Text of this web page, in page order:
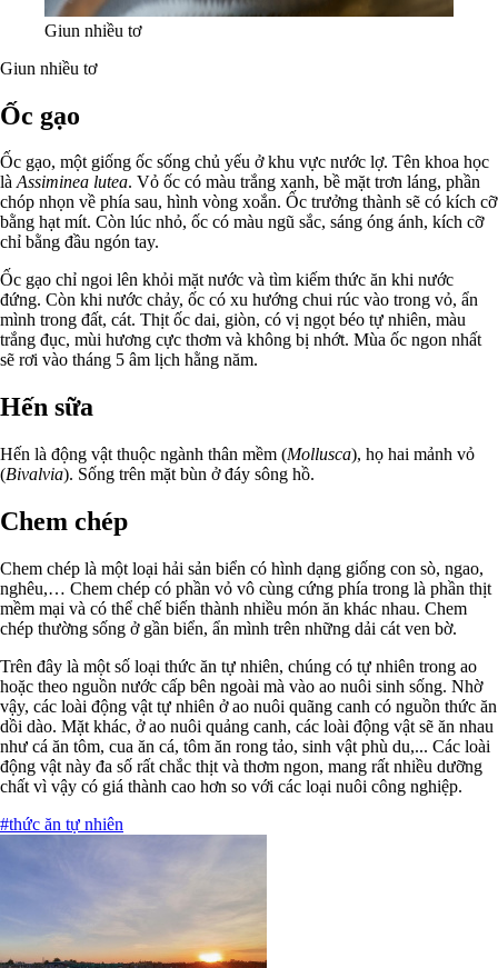
Giun nhiều tơ
Giun nhiều tơ
Ốc gạo
Ốc gạo, một giống ốc sống chủ yếu ở khu vực nước lợ. Tên khoa học
làAssiminea lutea. Vỏ ốc có màu trắng xanh, bề mặt trơn láng, phần
chóp nhọn về phía sau, hình vòng xoắn. Ốc trưởng thành sẽ có kích cỡ
bằng hạt mít. Còn lúc nhỏ, ốc có màu ngũ sắc, sáng óng ánh, kích cỡ
chỉ bằng đầu ngón tay.
Ốc gạo chỉ ngoi lên khỏi mặt nước và tìm kiếm thức ăn khi nước
đứng. Còn khi nước chảy, ốc có xu hướng chui rúc vào trong vỏ, ẩn
mình trong đất, cát. Thịt ốc dai, giòn, có vị ngọt béo tự nhiên, màu
trắng đục, mùi hương cực thơm và không bị nhớt. Mùa ốc ngon nhất
sẽ rơi vào tháng 5 âm lịch hằng năm.
Hến sữa
Hến là động vật thuộc ngành thân mềm (Mollusca), họ hai mảnh vỏ
(Bivalvia). Sống trên mặt bùn ở đáy sông hồ.
Chem chép
Chem chép là một loại hải sản biển có hình dạng giống con sò, ngao,
nghêu,… Chem chép có phần vỏ vô cùng cứng phía trong là phần thịt
mềm mại và có thể chế biến thành nhiều món ăn khác nhau. Chem
chép thường sống ở gần biển, ẩn mình trên những dải cát ven bờ.
Trên đây là một số loại thức ăn tự nhiên, chúng có tự nhiên trong ao
hoặc theo nguồn nước cấp bên ngoài mà vào ao nuôi sinh sống. Nhờ
vậy, các loài động vật tự nhiên ở ao nuôi quãng canh có nguồn thức ăn
dồi dào. Mặt khác, ở ao nuôi quảng canh, các loài động vật sẽ ăn nhau
như cá ăn tôm, cua ăn cá, tôm ăn rong tảo, sinh vật phù du,... Các loài
động vật này đa số rất chắc thịt và thơm ngon, mang rất nhiều dưỡng
chất vì vậy có giá thành cao hơn so với các loại nuôi công nghiệp.
#thức ăn tự nhiên